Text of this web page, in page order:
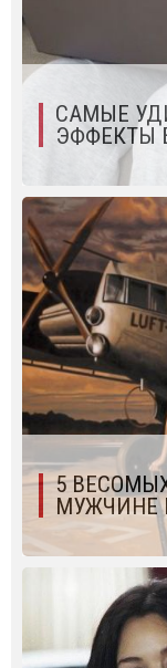
САМЫЕ
ЭФФЕКТЫ
5
МУЖЧИНЕ